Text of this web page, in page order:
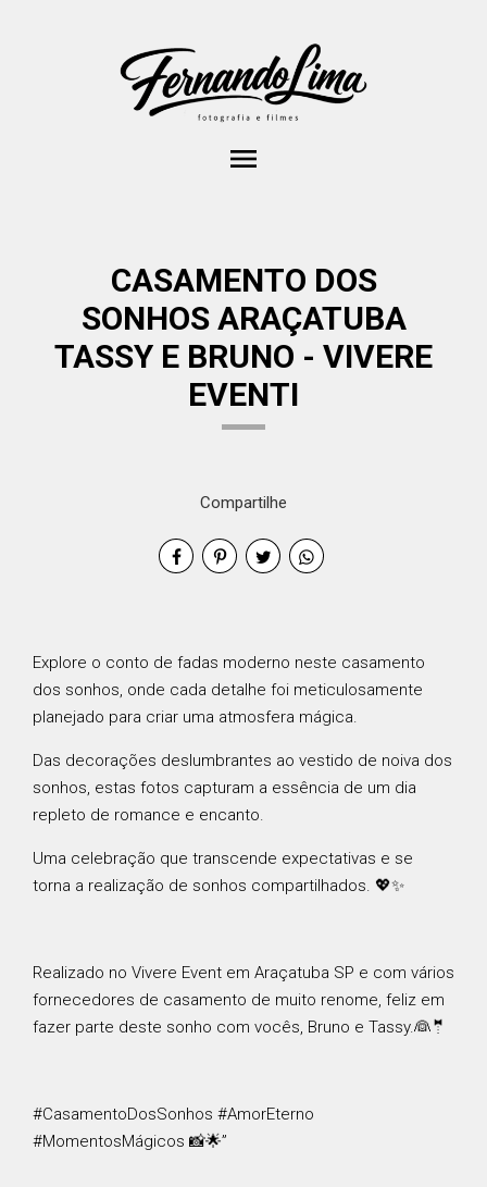
menu
CASAMENTO DOS
SONHOS ARAÇATUBA
TASSY E BRUNO - VIVERE
EVENTI
Compartilhe
Explore o conto de fadas moderno neste casamento
dos sonhos, onde cada detalhe foi meticulosamente
planejado para criar uma atmosfera mágica.
Das decorações deslumbrantes ao vestido de noiva dos
sonhos, estas fotos capturam a essência de um dia
repleto de romance e encanto.
Uma celebração que transcende expectativas e se
torna a realização de sonhos compartilhados. 💖✨
Realizado no Vivere Event em Araçatuba SP e com vários
fornecedores de casamento de muito renome, feliz em
fazer parte deste sonho com vocês, Bruno e Tassy.👰🤵
#CasamentoDosSonhos #AmorEterno
#MomentosMágicos 📸🌟”